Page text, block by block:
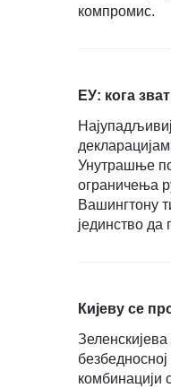
компромис.
ЕУ: кога
Унутрашње
ограничења
Вашингтону
јединство да
Кијеву се
комбинацији